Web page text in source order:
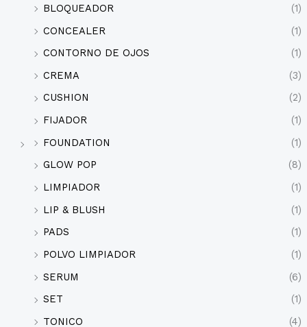
BLOQUEADOR
(1)
CONCEALER
(1)
CONTORNO DE OJOS
(1)
CREMA
(3)
CUSHION
(2)
FIJADOR
(1)
FOUNDATION
(1)
GLOW POP
(8)
LIMPIADOR
(1)
LIP & BLUSH
(1)
PADS
(1)
POLVO LIMPIADOR
(1)
SERUM
(6)
SET
(1)
TONICO
(4)